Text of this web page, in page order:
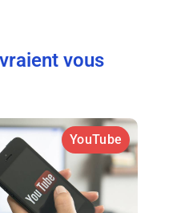
vous
YouTube